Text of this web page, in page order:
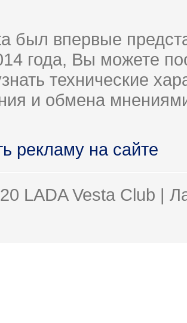
был впервые
года, Вы можете
технические
и обмена
рекламу на сайте
LADA Vesta Club |